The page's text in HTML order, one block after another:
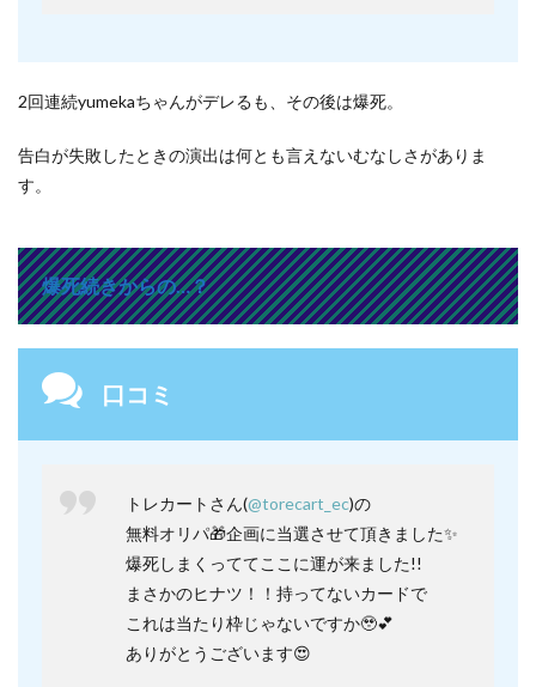
2回連続yumekaちゃんがデレるも、その後は爆死。
告白が失敗したときの演出は何とも言えないむなしさがありま
す。
爆死続きからの…？
口コミ
トレカートさん(@torecart_ec)の
無料オリパ🎁企画に当選させて頂きました✨
爆死しまくっててここに運が来ました!!
まさかのヒナツ！！持ってないカードで
これは当たり枠じゃないですか🥹💕
ありがとうございます😍